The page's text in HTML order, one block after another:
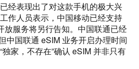
经表现出了对这款手机的极大兴
作人员表示，中国移动已经支持
放服务将另行告知。中国联通已经
中国联通 eSIM 业务开启办理时间
家，不存在”确认 eSIM 并非只有